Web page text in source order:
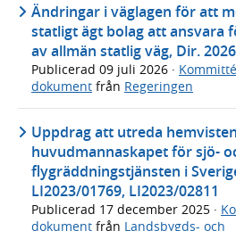
Ändringar i väglagen för att
statligt ägt bolag att ansvara
av allmän statlig väg, Dir.
Publicerad 09 juli 2026 ·
dokument från Regeringen
Uppdrag att utreda
huvudmannaskapet för sjö-
flygräddningstjänsten i
LI2023/01769, LI2023/02811
Publicerad 17 december 2025 ·
dokument från Landsbygds- och